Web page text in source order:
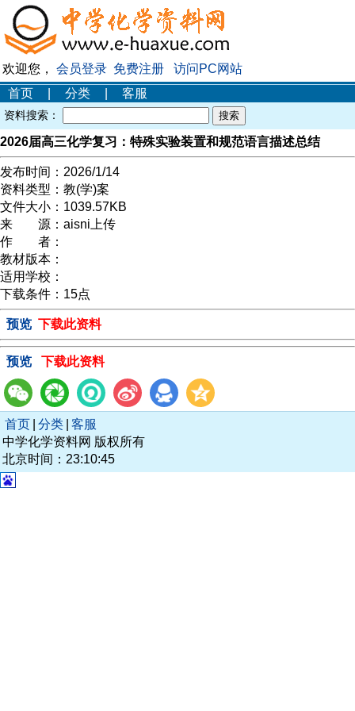
欢迎您， 会员登录 免费注册
访问PC网站
首页
分类 客服
资料搜索：
2026届高三化学复习：特殊实验装置和规范语言描述总结
发布时间： 2026/1/14
资料类型： 教(学)案
文件大小： 1039.57KB
来 源： aisni上传
作 者：
教材版本：
适用学校：
下载条件： 15点
预览 下载此资料
预览 下载此资料
首页 分类 客服
中学化学资料网 版权所有
北京时间：23:10:45